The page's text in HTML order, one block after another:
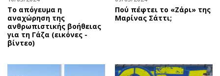
Το απόγευμα η
αναχώρηση της
ανθρωπιστικής βοήθειας
για τη Γάζα (εικόνες -
βίντεο)
Πού πέφτει το «Ζάρι» της
Μαρίνας Σάττι;